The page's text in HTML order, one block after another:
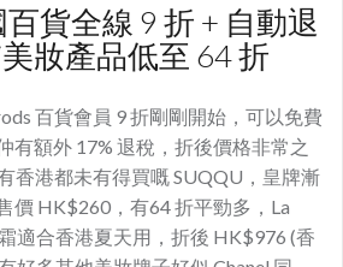
貨全線 9 折 + 自動退
妝產品低至 64 折
百貨會員 9 折剛剛開始，可以免費
有額外 17% 退稅，折後價格非常之
香港都未有得買嘅 SUQQU，皇牌漸
價 HK$260，有64 折平勁多，La
適合香港夏天用，折後 HK$976 (香